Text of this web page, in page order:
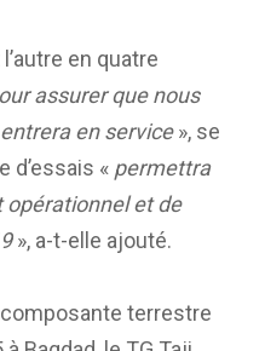
en quatre
assurer que nous
en service», se
d’essais « permettra
opérationnel et de
», a-t-elle ajouté.
terrestre